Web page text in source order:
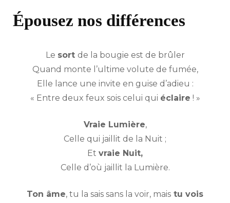
Épousez nos différences
Le sort de la bougie est de brûler
Quand monte l’ultime volute de fumée,
Elle lance une invite en guise d’adieu :
« Entre deux feux sois celui qui éclaire ! »
Vraie Lumière,
Celle qui jaillit de la Nuit ;
Et vraie Nuit,
Celle d’où jaillit la Lumière.
Ton âme, tu la sais sans la voir, mais tu vois